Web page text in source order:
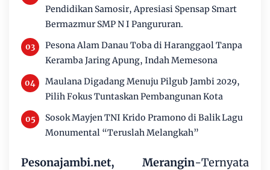
Pendidikan Samosir, Apresiasi Spensap Smart
Bermazmur SMP N I Pangururan.
Pesona Alam Danau Toba di Haranggaol Tanpa
Keramba Jaring Apung, Indah Memesona
Maulana Digadang Menuju Pilgub Jambi 2029,
Pilih Fokus Tuntaskan Pembangunan Kota
Sosok Mayjen TNI Krido Pramono di Balik Lagu
Monumental “Teruslah Melangkah”
Pesonajambi.net, Merangin-Ternyata